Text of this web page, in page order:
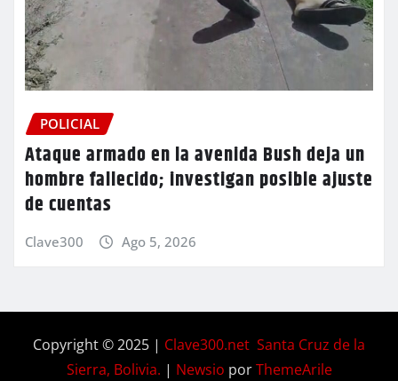
POLICIAL
Ataque armado en la avenida Bush deja un
hombre fallecido; investigan posible ajuste
de cuentas
Clave300 Ago 5, 2026
Copyright © 2025 | Clave300.net Santa Cruz de la
Sierra, Bolivia. | Newsio porThemeArile